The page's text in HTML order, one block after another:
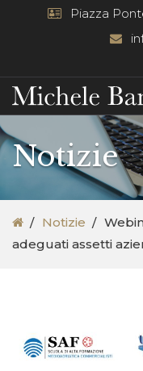
Piazza
Notizie
Notizie
adeguati assetti